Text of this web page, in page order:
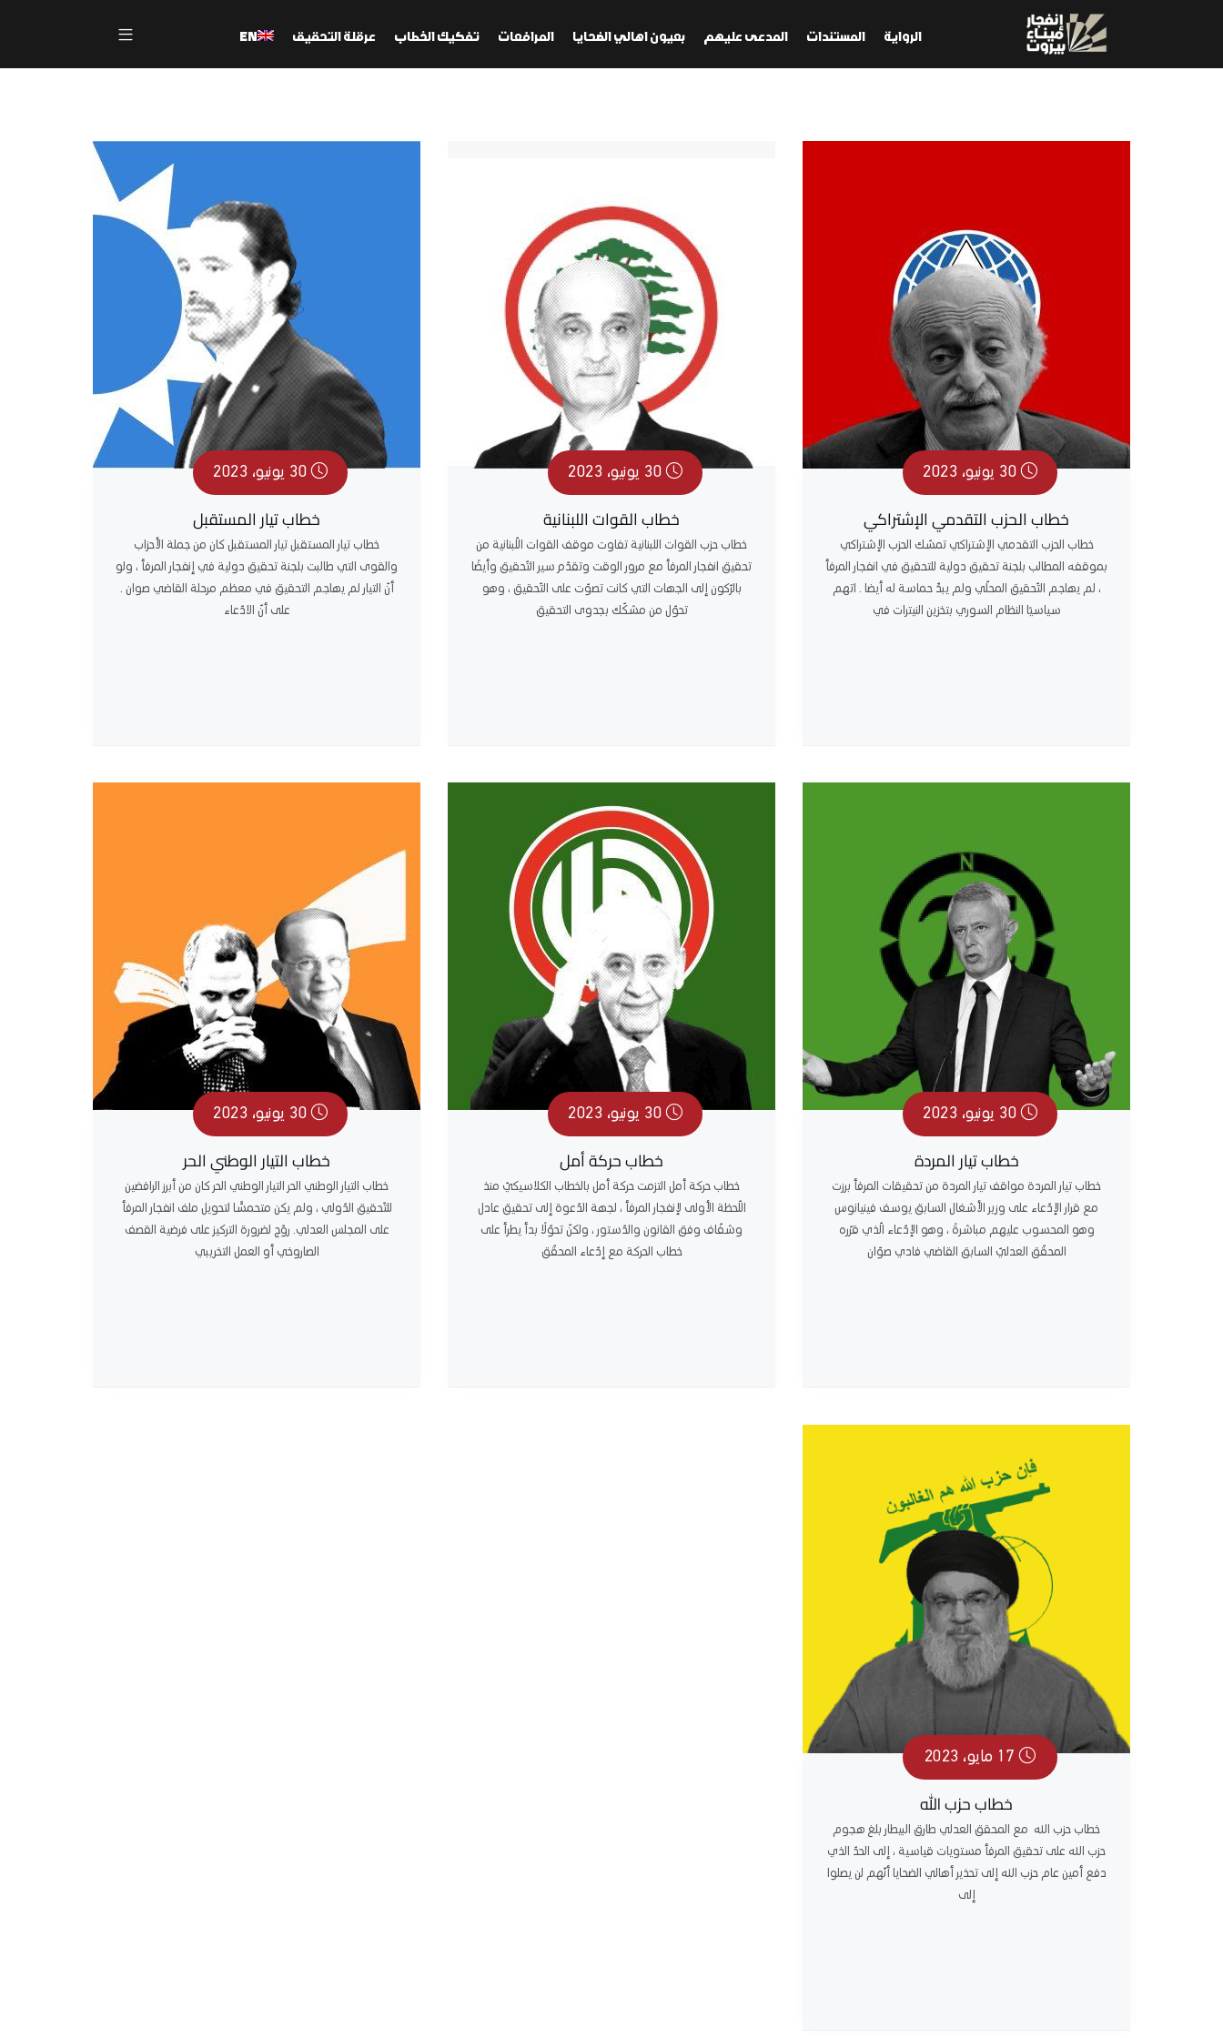
الرواية المستندات المدعى عليهم بعيون اهالي الضحايا المرافعات تفكيك الخطاب عرقلة التحقيق EN
30 يونيو، 2023
خطاب الحزب التقدمي الإشتراكي
خطاب الحزب التقدمي الإشتراكي تمسّك الحزب الإشتراكي
بموقفه المطالب بلجنة تحقيق دولية للتحقيق في انفجار المرفأ
، لم يهاجم التّحقيق المحلّي ولم يبدِّ حماسة له أيضا . اتهم
سياسيًا النظام السوري بتخزين النيترات في
30 يونيو، 2023
خطاب القوات اللبنانية
خطاب حزب القوات اللبنانية تفاوت موقف القوات اللّبنانية من
تحقيق انفجار المرفأ مع مرور الوقت وتقدّم سير التّحقيق وأيضًا
بالرّكون إلى الجهات التي كانت تصوّت على التّحقيق ، وهو
تحوّل من مشكّك بجدوى التحقيق
30 يونيو، 2023
خطاب تيار المستقبل
خطاب تيار المستقبل تيار المستقبل كان من جملة الأحزاب
والقوى التي طالبت بلجنة تحقيق دولية في إنفجار المرفأ ، ولو
أنّ التيار لم يهاجم التحقيق في معظم مرحلة القاضي صوان .
على أنّ الادّعاء
30 يونيو، 2023
خطاب تيار المردة
خطاب تيار المردة مواقف تيار المردة من تحقيقات المرفأ برزت
مع قرار الإدّعاء على وزير الأشغال السابق يوسف فينيانوس
وهو المحسوب عليهم مباشرةً ، وهو الإدّعاء الّذي قرّره
المحقّق العدليّ السابق القاضي فادي صوّان
30 يونيو، 2023
خطاب حركة أمل
خطاب حركة أمل التزمت حركة أمل بالخطاب الكلاسيكيّ منذ
اللّحظة الأولى لإنفجار المرفأ ، لجهة الدّعوة إلى تحقيق عادل
وشفّاف وفق القانون والدّستور ، ولكنّ تحوّلًا بدأ يطرأ على
خطاب الحركة مع إدّعاء المحقّق
30 يونيو، 2023
خطاب التيار الوطني الحر
خطاب التيار الوطني الحر التيار الوطني الحر كان من أبرز الرافضين
للتّحقيق الدّولي ، ولم يكن متحمسًّا لتحويل ملف انفجار المرفأ
على المجلس العدلي. روّج لضرورة التركيز على فرضية القصف
الصاروخي أو العمل التخريبي
17 مايو، 2023
خطاب حزب الله
خطاب حزب الله مع المحقق العدلي طارق البيطار بلغ هجوم
حزب الله على تحقيق المرفأ مستويات قياسية ، إلى الحدّ الذي
دفع أمين عام حزب الله إلى تحذير أهالي الضحايا أنّهم لن يصلوا
إلى